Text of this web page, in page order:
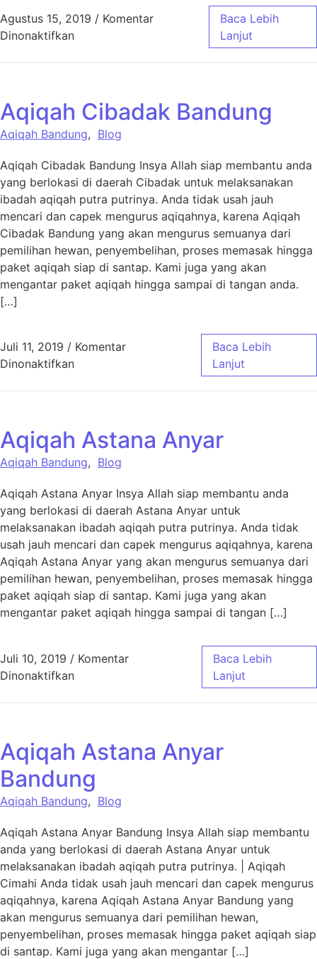
Agustus 15, 2019 / Komentar
Dinonaktifkanpada Aqiqah Nyengseret Bandung
Baca Lebih
Lanjut
Aqiqah Cibadak Bandung
Aqiqah Bandung, Blog
Aqiqah Cibadak Bandung Insya Allah siap membantu anda
yang berlokasi di daerah Cibadak untuk melaksanakan
ibadah aqiqah putra putrinya. Anda tidak usah jauh
mencari dan capek mengurus aqiqahnya, karena Aqiqah
Cibadak Bandung yang akan mengurus semuanya dari
pemilihan hewan, penyembelihan, proses memasak hingga
paket aqiqah siap di santap. Kami juga yang akan
mengantar paket aqiqah hingga sampai di tangan anda.
[…]
Juli 11, 2019 / Komentar
Dinonaktifkanpada Aqiqah Cibadak Bandung
Baca Lebih
Lanjut
Aqiqah Astana Anyar
Aqiqah Bandung, Blog
Aqiqah Astana Anyar Insya Allah siap membantu anda
yang berlokasi di daerah Astana Anyar untuk
melaksanakan ibadah aqiqah putra putrinya. Anda tidak
usah jauh mencari dan capek mengurus aqiqahnya, karena
Aqiqah Astana Anyar yang akan mengurus semuanya dari
pemilihan hewan, penyembelihan, proses memasak hingga
paket aqiqah siap di santap. Kami juga yang akan
mengantar paket aqiqah hingga sampai di tangan […]
Juli 10, 2019 / Komentar
Dinonaktifkanpada Aqiqah Astana Anyar
Baca Lebih
Lanjut
Aqiqah Astana Anyar
Bandung
Aqiqah Bandung, Blog
Aqiqah Astana Anyar Bandung Insya Allah siap membantu
anda yang berlokasi di daerah Astana Anyar untuk
melaksanakan ibadah aqiqah putra putrinya. | Aqiqah
Cimahi Anda tidak usah jauh mencari dan capek mengurus
aqiqahnya, karena Aqiqah Astana Anyar Bandung yang
akan mengurus semuanya dari pemilihan hewan,
penyembelihan, proses memasak hingga paket aqiqah siap
di santap. Kami juga yang akan mengantar […]